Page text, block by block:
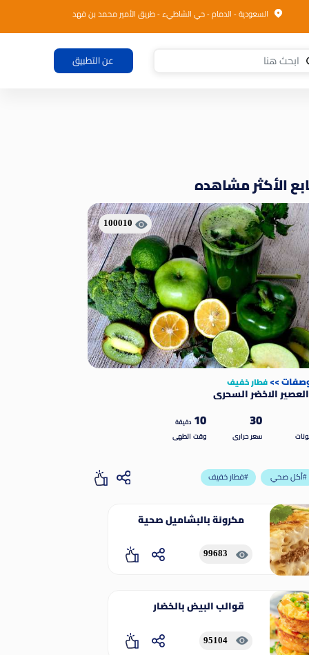
السعودية - الدمام - حي الشاطيء - طريق الأمير محمد بن فهد
عن التطبيق
الأكثر مشاهده
100010
>>فطار خفيف
العصير الاخضر السحري
30
سعر حرارى
10 دقيقة
وقت الطهى
أكل صحي# فطار خفيف#
مكرونة بالبشاميل صحية
99683
قوالب البيض بالخضار
95104